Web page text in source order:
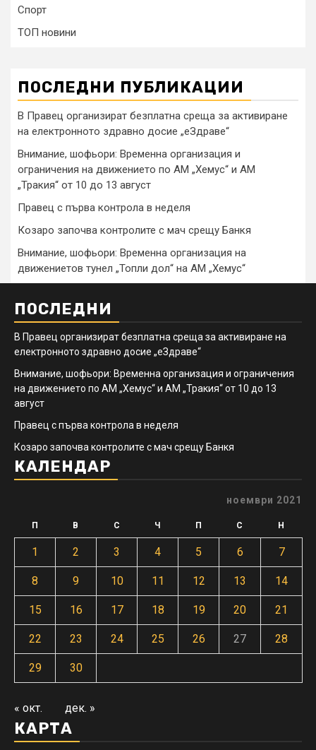
Спорт
ТОП новини
ПОСЛЕДНИ ПУБЛИКАЦИИ
В Правец организират безплатна среща за активиране
на електронното здравно досие „еЗдраве“
Внимание, шофьори: Временна организация и
ограничения на движението по АМ „Хемус“ и АМ
„Тракия“ от 10 до 13 август
Правец с първа контрола в неделя
Козаро започва контролите с мач срещу Банкя
Внимание, шофьори: Временна организация на
движениетов тунел „Топли дол“ на АМ „Хемус“
ПОСЛЕДНИ
В Правец организират безплатна среща за активиране на
електронното здравно досие „еЗдраве“
Внимание, шофьори: Временна организация и ограничения
на движението по АМ „Хемус“ и АМ „Тракия“ от 10 до 13
август
Правец с първа контрола в неделя
Козаро започва контролите с мач срещу Банкя
КАЛЕНДАР
ноември 2021
П В С Ч П С Н
1 2 3 4 5 6 7
8 9 10 11 12 13 14
15 16 17 18 19 20 21
22 23 24 25 26 27 28
29 30
« окт. дек. »
КАРТА